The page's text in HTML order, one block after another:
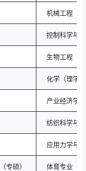
机械工程（
控制科学与
生物工程（
化学（理学
产业经济学
纺织科学与
应用力学与
专硕） 体育专业（